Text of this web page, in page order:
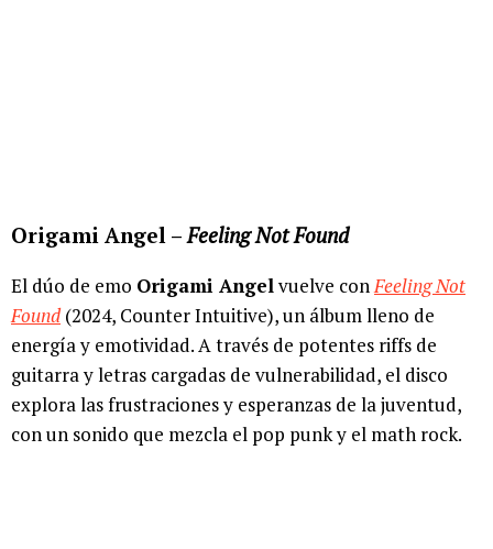
Origami Angel –Feeling Not Found
El dúo de emo Origami Angelvuelve conFeeling Not
Found(2024, Counter Intuitive), un álbum lleno de
energía y emotividad. A través de potentes riffs de
guitarra y letras cargadas de vulnerabilidad, el disco
explora las frustraciones y esperanzas de la juventud,
con un sonido que mezcla el pop punk y el math rock.